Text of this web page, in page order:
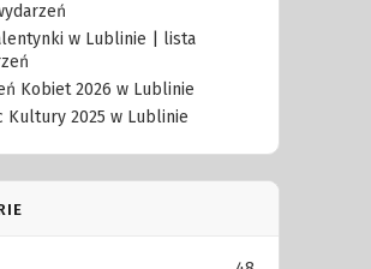
w Lublinie | lista
Kobiet 2026 w Lublinie
Kultury 2025 w Lublinie